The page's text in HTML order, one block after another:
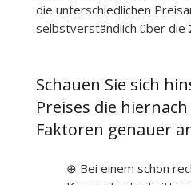
die unterschiedlichen
selbstverständlich über die
Schauen Sie sich
Preises die
Faktoren genauer
⊕ Bei einem schon